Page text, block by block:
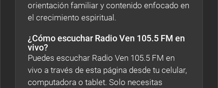
orientación familiar y contenido enfocado en
el crecimiento espiritual.
¿Cómo escuchar Radio Ven 105.5 FM en
vivo?
Puedes escuchar Radio Ven 105.5 FM en
vivo a través de esta página desde tu celular,
computadora o tablet. Solo necesitas